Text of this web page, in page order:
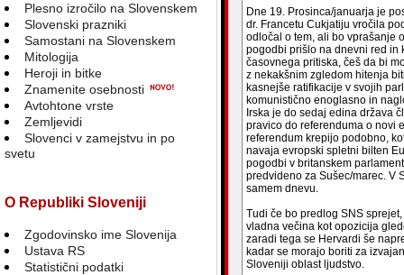
Plesno izročilo na Slovenskem
Slovenski prazniki
Samostani na Slovenskem
Mitologija
Heroji in bitke
Znamenite osebnosti
Avtohtone vrste
Zemljevidi
Slovenci v zamejstvu in po
svetu
O Republiki Sloveniji
Zgodovinsko ime Slovenija
Ustava RS
Statistični podatki
Dne 19. Prosinca/januarja je
dr. Francetu Cukjatiju vročila
odločal o tem, ali bo vprašanje
pogodbi prišlo na dnevni red in
časovnega pritiska, češ da bi
z nekakšnim zgledom hitenja
kasnejše ratifikacije v svojih
komunistično enoglasno in
Irska je do sedaj edina država
pravico do referenduma o novi
referendum krepijo podobno,
navaja evropski spletni bilten
pogodbi v britanskem
predvideno za Sušec/marec. V
samem dnevu.
Tudi če bo predlog SNS
vladna večina kot opozicija
zaradi tega se Hervardi še
kadar se morajo boriti za
Sloveniji oblast ljudstvo.